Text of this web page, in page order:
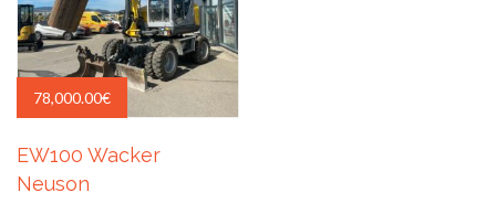
78,000.00€
EW100 Wacker
Neuson